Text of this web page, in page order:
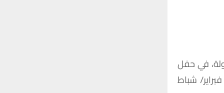
في حفل
توزيع جوائز الاتحاد الآسيوي لكرة القدم، والذي سيقام في الدوحة يوم 28 فبراير/ شباط